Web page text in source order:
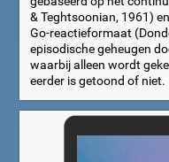
& Teghtsoonian, 1961)
Go-reactieformaat
episodische geheugen
waarbij alleen wordt
eerder is getoond of niet.